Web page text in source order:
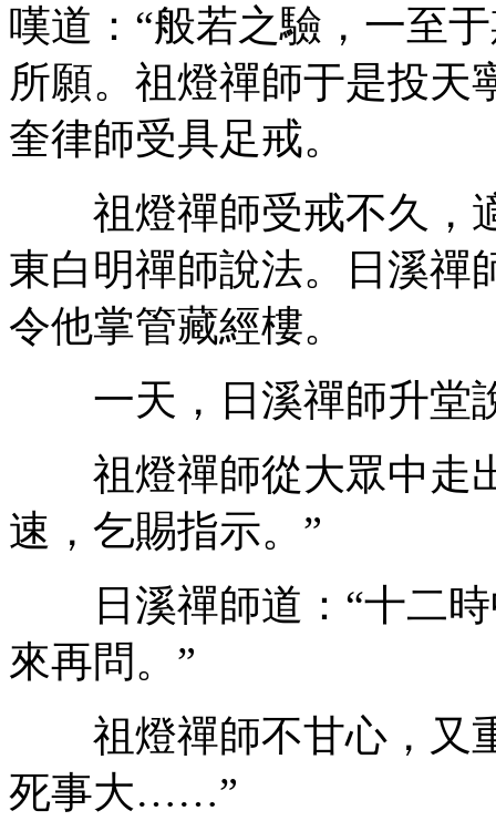
嘆道：“般若之驗，一至
所願。祖燈禪師于是投天
奎律師受具足戒。
祖燈禪師受戒不久，
東白明禪師說法。日溪禪
令他掌管藏經樓。
一天，日溪禪師升堂
祖燈禪師從大眾中走
速，乞賜指示。”
日溪禪師道：“十二時
來再問。”
祖燈禪師不甘心，又
死事大……”